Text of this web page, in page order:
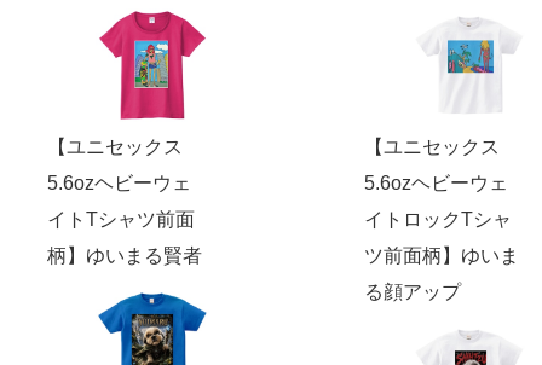
【ユニセックス
5.6ozヘビーウェ
イトTシャツ前面
柄】ゆいまる賢者
【ユニセックス
5.6ozヘビーウェ
イトロックTシャ
ツ前面柄】ゆいま
る顔アップ